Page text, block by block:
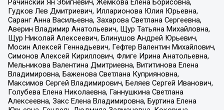
Рачинский Ян Збигневич, Жемкова Елена Борисовна,
Гудков Лев Дмитриевич, Илларионова Юлия Юрьевна,
Саранг Анна Васильевна, Захарова Светлана Сергеевна,
Аверин Владимир Анатольевич, Щур Татьяна Михайловна,
Щур Николай Алексеевич, Блинушов Андрей Юрьевич,
Мосин Алексей Геннадьевич, Гефтер Валентин Михайлович,
Симонов Алексей Кириллович, Флиге Ирина Анатольевна,
Мельникова Валентина Дмитриевна, Вититинова Елена
Владимировна, Баженова Светлана Куприяновна,
Максимов Сергей Владимирович, Беляев Сергей Иванович,
Голубева Елена Николаевна, Ганнушкина Светлана
Алексеевна, Закс Елена Владимировна, Буртина Елена